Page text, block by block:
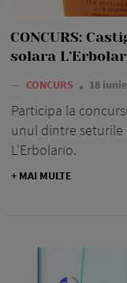
CONCURS:
solara
— CONCURS 18
Participa la
unul dintre seturile
L'Erbolario.
+ MAI MULTE